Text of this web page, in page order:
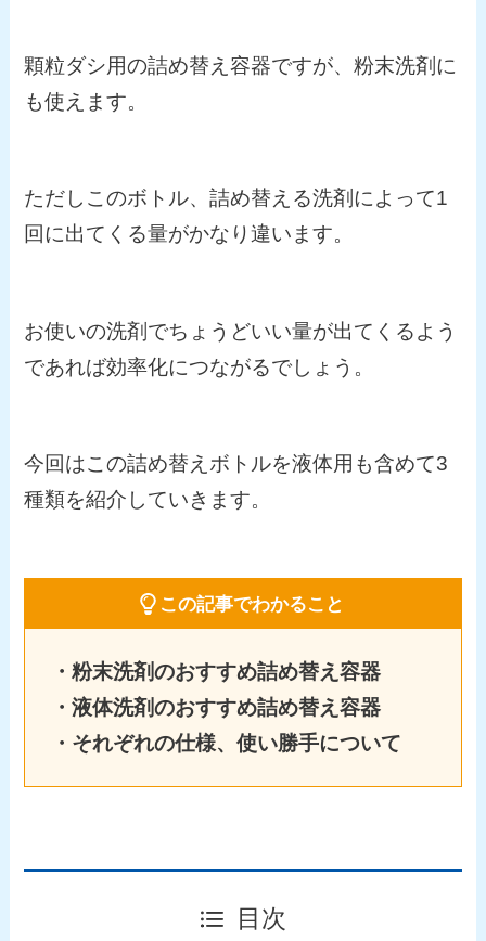
顆粒ダシ用の詰め替え容器ですが、粉末洗剤に
も使えます。
ただしこのボトル、詰め替える洗剤によって1
回に出てくる量がかなり違います。
お使いの洗剤でちょうどいい量が出てくるよう
であれば効率化につながるでしょう。
今回はこの詰め替えボトルを液体用も含めて3
種類を紹介していきます。
この記事でわかること
・粉末洗剤のおすすめ詰め替え容器
・液体洗剤のおすすめ詰め替え容器
・それぞれの仕様、使い勝手について
目次